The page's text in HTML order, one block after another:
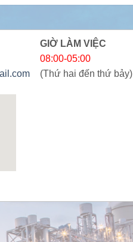
GIỜ LÀM VIỆC
08:00-05:00
(Thứ hai đến thứ bảy)